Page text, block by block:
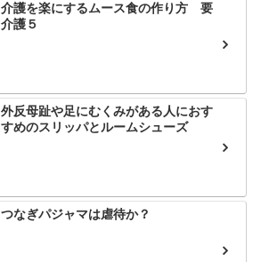
介護を楽にするムース食の作り方 要
介護５
外反母趾や足にむくみがある人におす
すめのスリッパとルームシューズ
つなぎパジャマは虐待か？